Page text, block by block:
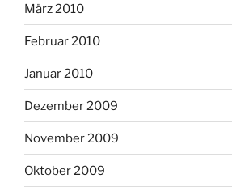
März 2010
Februar 2010
Januar 2010
Dezember 2009
November 2009
Oktober 2009